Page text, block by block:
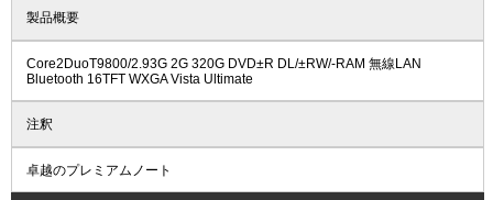
製品概要
Core2DuoT9800/2.93G 2G 320G DVD±R DL/±RW/-RAM 無線LAN
Bluetooth 16TFT WXGA Vista Ultimate
注釈
卓越のプレミアムノート